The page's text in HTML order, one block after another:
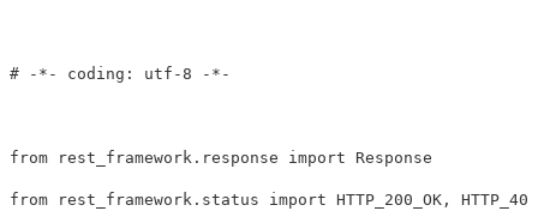
from rest_framework.response import Response
from rest_framework.status import HTTP_200_OK ,